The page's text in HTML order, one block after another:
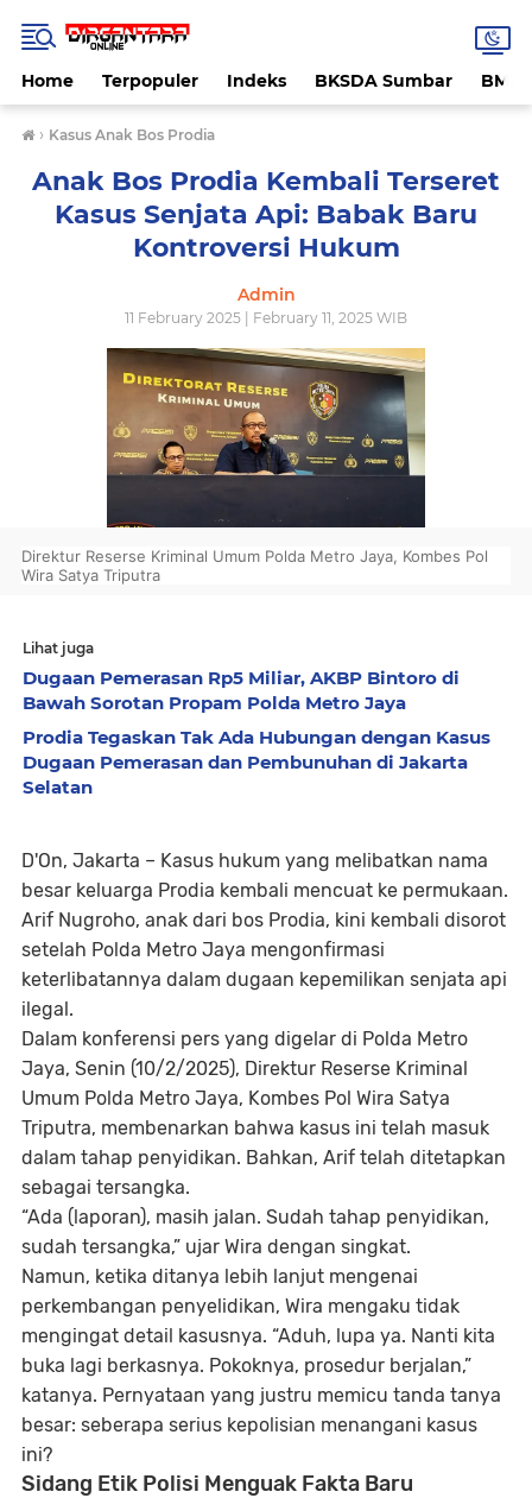
Home Terpopuler Indeks BKSDA Sumbar
› Kasus Anak Bos Prodia
Anak Bos Prodia Kembali Terseret
Kasus Senjata Api: Babak Baru
Kontroversi Hukum
Admin
11 February 2025 | February 11, 2025 WIB
Direktur Reserse Kriminal Umum Polda Metro Jaya, Kombes Pol
Wira Satya Triputra
Lihat juga
Dugaan Pemerasan Rp5 Miliar, AKBP Bintoro di
Bawah Sorotan Propam Polda Metro Jaya
Prodia Tegaskan Tak Ada Hubungan dengan Kasus
Dugaan Pemerasan dan Pembunuhan di Jakarta
Selatan
D'On, Jakarta – Kasus hukum yang melibatkan nama
besar keluarga Prodia kembali mencuat ke permukaan.
Arif Nugroho, anak dari bos Prodia, kini kembali disorot
setelah Polda Metro Jaya mengonfirmasi
keterlibatannya dalam dugaan kepemilikan senjata api
ilegal.
Dalam konferensi pers yang digelar di Polda Metro
Jaya, Senin (10/2/2025), Direktur Reserse Kriminal
Umum Polda Metro Jaya, Kombes Pol Wira Satya
Triputra, membenarkan bahwa kasus ini telah masuk
dalam tahap penyidikan. Bahkan, Arif telah ditetapkan
sebagai tersangka.
“Ada (laporan), masih jalan. Sudah tahap penyidikan,
sudah tersangka,” ujar Wira dengan singkat.
Namun, ketika ditanya lebih lanjut mengenai
perkembangan penyelidikan, Wira mengaku tidak
mengingat detail kasusnya. “Aduh, lupa ya. Nanti kita
buka lagi berkasnya. Pokoknya, prosedur berjalan,”
katanya. Pernyataan yang justru memicu tanda tanya
besar: seberapa serius kepolisian menangani kasus
ini?
Sidang Etik Polisi Menguak Fakta Baru